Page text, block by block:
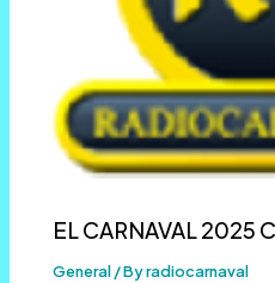
EL CARNAVAL 2025
General/ Byradiocarnaval